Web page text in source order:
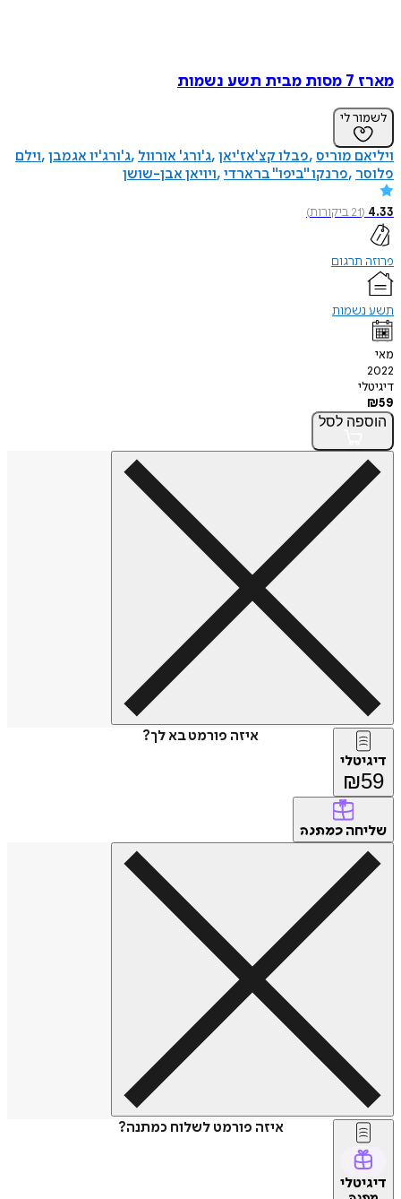
מארז 7 מסות מבית תשע נשמות
לשמור לי
ויליאם מוריס פבלו קצ'אז'יאן ג'ורג' אורוול ג'ורג'יו אגמבן וילם
פלוסר פרנקו "ביפו" ברארדי ויויאן אבן-שושן
4.33
(
21ביקורות)
פרוזה תרגום
תשע נשמות
מאי
2022
דיגיטלי
₪59
הוספה לסל
איזה פורמט בא לך?
דיגיטלי
₪59
שליחה כמתנה
איזה פורמט לשלוח כמתנה?
דיגיטלי